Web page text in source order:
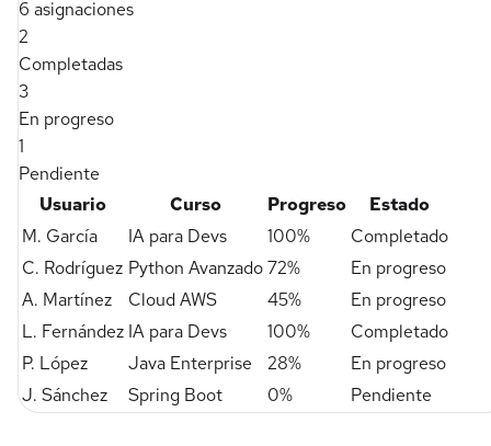
6 asignaciones
2
Completadas
3
En progreso
1
Pendiente
Usuario
Curso Progreso
Estado
M. García
IA para Devs 100%
Completado
C. Rodríguez Python Avanzado72%
En progreso
A. Martínez
Cloud AWS 45%
En progreso
L. Fernández IA para Devs 100%
Completado
P. López
Java Enterprise 28%
En progreso
J. Sánchez
Spring Boot 0% Pendiente